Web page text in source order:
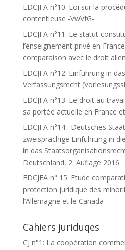
EDCJFA n°10: Loi sur la
contentieuse -VwVfG-
EDCJFA n°11: Le statut
l’enseignement privé en
comparaison avec le droit
EDCJFA n°12: Einführung in
Verfassungsrecht
EDCJFA n°13: Le droit au
sa portée actuelle en France
EDCJFA n°14 : Deutsches
zweisprachige Einführung in
in das
Deutschland, 2. Auflage 2016
EDCJFA n° 15: Etude
protection juridique des
l’Allemagne et le Canada
Cahiers juriduqes
CJ n°1: La coopération